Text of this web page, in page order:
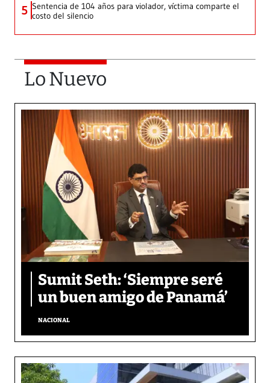
5 Sentencia de 104 años para violador, víctima comparte el
costo del silencio
Lo Nuevo
Sumit Seth: ‘Siempre seré
un buen amigo de Panamá’
NACIONAL